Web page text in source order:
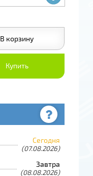
В корзину
Купить
Сегодня
(07.08.2026)
Завтра
(08.08.2026)